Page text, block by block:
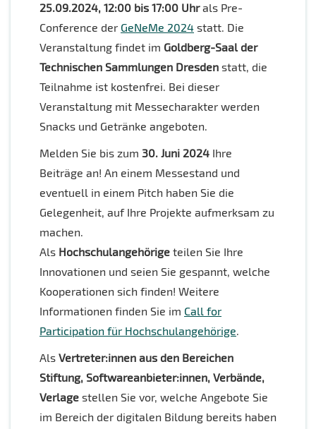
25.09.2024, 12:00 bis 17:00 Uhrals Pre-
Conference der GeNeMe 2024 statt. Die
Veranstaltung findet im Goldberg-Saal der
Technischen Sammlungen Dresden statt, die
Teilnahme ist kostenfrei. Bei dieser
Veranstaltung mit Messecharakter werden
Snacks und Getränke angeboten.
Melden Sie bis zum 30. Juni 2024 Ihre
Beiträge an! An einem Messestand und
eventuell in einem Pitch haben Sie die
Gelegenheit, auf Ihre Projekte aufmerksam zu
machen.
Als Hochschulangehörige teilen Sie Ihre
Innovationen und seien Sie gespannt, welche
Kooperationen sich finden! Weitere
Informationen finden Sie im Call for
Participation für Hochschulangehörige.
Als Vertreter:innen aus den Bereichen
Stiftung, Softwareanbieter:innen, Verbände,
Verlage stellen Sie vor, welche Angebote Sie
im Bereich der digitalen Bildung bereits haben